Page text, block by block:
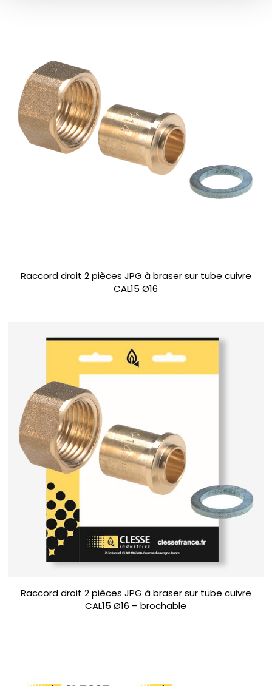
Raccord droit 2 pièces JPG à braser sur tube cuivre
CAL15 Ø16
Raccord droit 2 pièces JPG à braser sur tube cuivre
CAL15 Ø16 – brochable